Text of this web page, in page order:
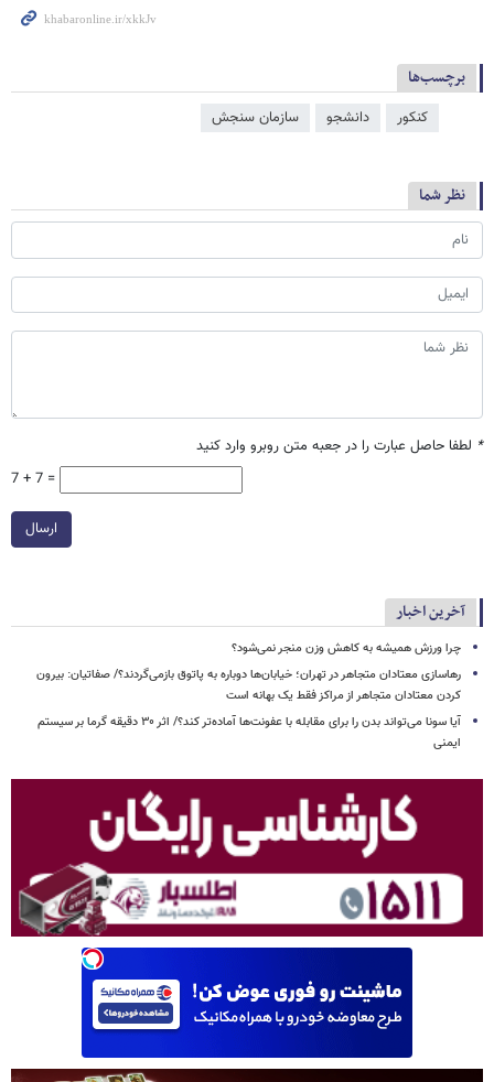
برچسب‌ها
کنکور دانشجو سازمان سنجش
نظر شما
* لطفا حاصل عبارت را در جعبه متن روبرو وارد کنید
7 + 7 =
ارسال
آخرین اخبار
چرا ورزش همیشه به کاهش وزن منجر نمی‌شود؟
رهاسازی معتادان متجاهر در تهران؛ خیابان‌ها دوباره به پاتوق بازمی‌گردند؟/ صفاتیان: بیرون
کردن معتادان متجاهر از مراکز فقط یک بهانه است
آیا سونا می‌تواند بدن را برای مقابله با عفونت‌ها آماده‌تر کند؟/ اثر ۳۰ دقیقه گرما بر سیستم
ایمنی